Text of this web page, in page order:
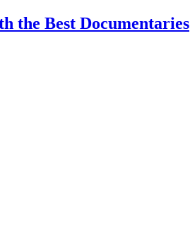
the Best Documentaries